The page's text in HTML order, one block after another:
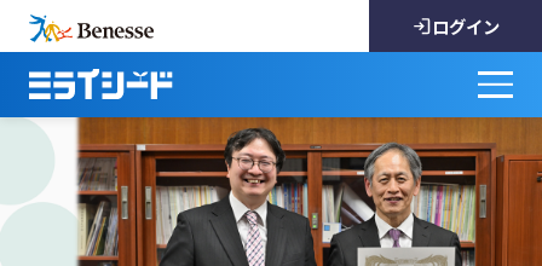
ログイン